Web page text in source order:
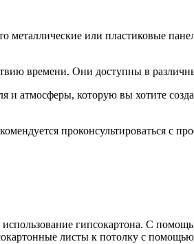
металлические или пластиковые
времени. Они доступны в
и атмосферы, которую вы хотите
проконсультироваться с
гипсокартона. С
листы к потолку с